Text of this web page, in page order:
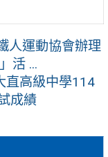
人運動協會辦理
活 ...
直高級中學114
成績